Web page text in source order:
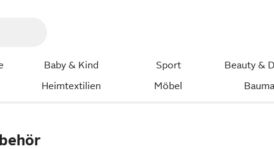
Baby & Kind Sport Beauty &
Heimtextilien Möbel